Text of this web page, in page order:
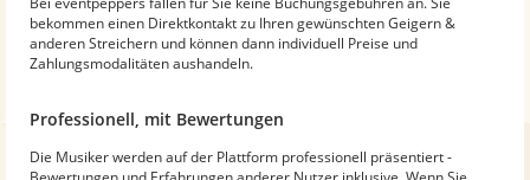
bekommen einen Direktkontakt zu Ihren gewünschten Geigern &
anderen Streichern und können dann individuell Preise und
Zahlungsmodalitäten aushandeln.
Professionell, mit Bewertungen
Die Musiker werden auf der Plattform professionell präsentiert -